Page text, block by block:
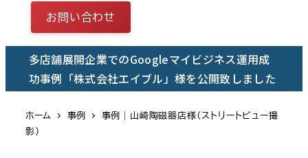
テ
お問い合わせ
多店舗展開企業でのGoogleマイビジネス運用成
功事例「株式会社エイブル」様を公開致しました
ホーム 事例
事例｜山崎陶磁器店様（ストリートビュー撮
影）